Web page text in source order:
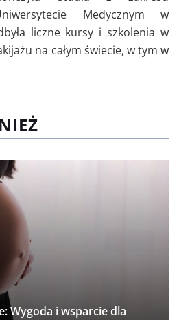
Medycznym w
liczne kursy i szkolenia w
na całym świecie, w tym w
Wygoda i wsparcie dla